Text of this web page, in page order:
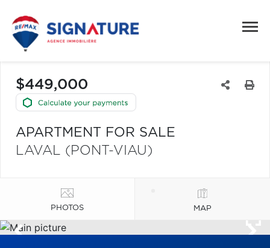
$449,000
APARTMENT FOR SALE
LAVAL (PONT-VIAU)
PHOTOS MAP